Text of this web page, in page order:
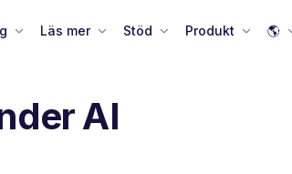
Läs mer Stöd Produkt 🌎
AI